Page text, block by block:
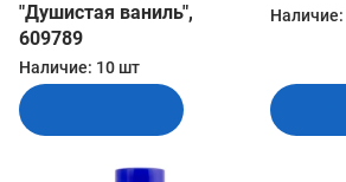
"Душистая ваниль",
609789
Наличие: 10 шт
Наличие: